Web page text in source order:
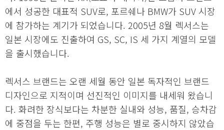
에서 성공한 대표적 SUV로, 포르쉐나 BMW가 SUV 시장
에 참가하는 계기가 되었습니다. 2005년 8월 렉서스는
일본 시장에도 진출하여 GS, SC, IS 세 가지 계열의 모델
을 출시했습니다.
렉서스 브랜드는 오랜 세월 동안 일본 독자적인 브랜드
디자인으로 지적이며 선진적인 이미지를 내세워 왔습니
다. 화려한 장식보다는 차분한 실내와 성능, 품질, 승차감
에 중점을 두는 한편, 주행 성능은 별로 중시하지 않았습